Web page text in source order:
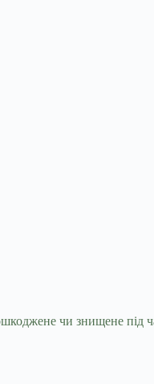
чи знищене під